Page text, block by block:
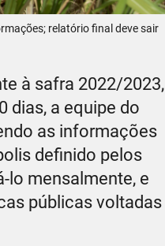
relatório final deve sair
à safra 2022/2023,
dias, a equipe do
as informações
definido pelos
lo mensalmente, e
públicas voltadas